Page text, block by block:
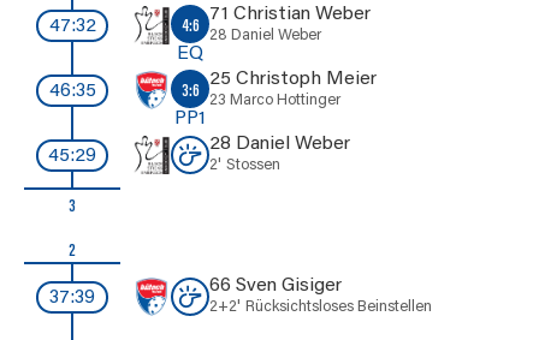
47:32
71 Christian Weber
28 Daniel Weber
4:6
EQ
46:35
25 Christoph Meier
23 Marco Hottinger
3:6
PP1
45:29
28 Daniel Weber
2' Stossen
3
2
37:39
66 Sven Gisiger
2+2' Rücksichtsloses Beinstellen